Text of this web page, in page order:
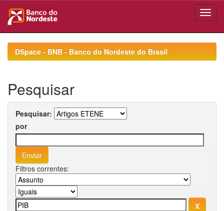
navigationDSpace - BNB - Banco do Nordeste do Brasil
Pesquisar
Pesquisar:
por
Filtros correntes: